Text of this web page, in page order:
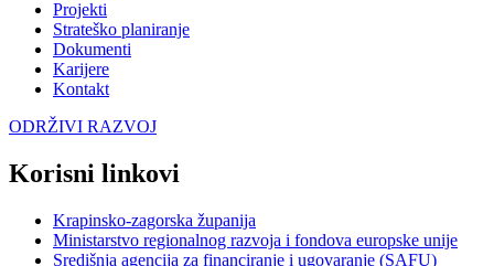
Projekti
Strateško planiranje
Dokumenti
Karijere
Kontakt
ODRŽIVI RAZVOJ
Korisni linkovi
Krapinsko-zagorska županija
Ministarstvo regionalnog razvoja i fondova europske unije
Središnja agencija za financiranje i ugovaranje (SAFU)